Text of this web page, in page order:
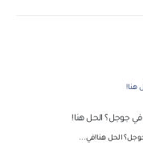
جوجل؟ الحل هنا!
الحل هنا!في...